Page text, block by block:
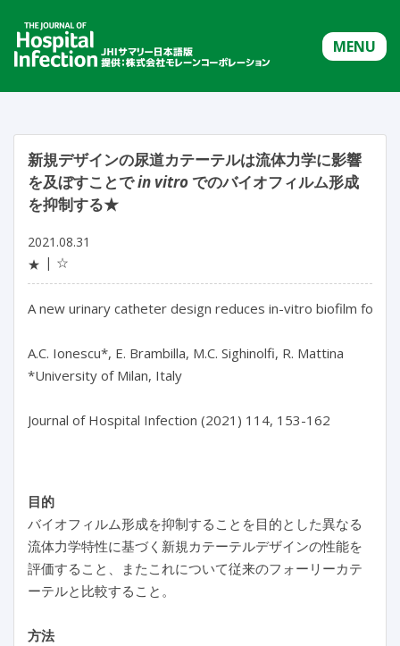
MENU
新規デザインの尿道カテーテルは流体力学に影響
を及ぼすことでin vitroでのバイオフィルム形成
を抑制する★
2021.08.31
★
☆
A new urinary catheter design reduces in-vitro biofilm
A.C. Ionescu*, E. Brambilla, M.C. Sighinolfi, R. Mattina
*University of Milan, Italy
Journal of Hospital Infection (2021) 114, 153-162
目的
バイオフィルム形成を抑制することを目的とした異なる
流体力学特性に基づく新規カテーテルデザインの性能を
評価すること、またこれについて従来のフォーリーカテ
ーテルと比較すること。
方法